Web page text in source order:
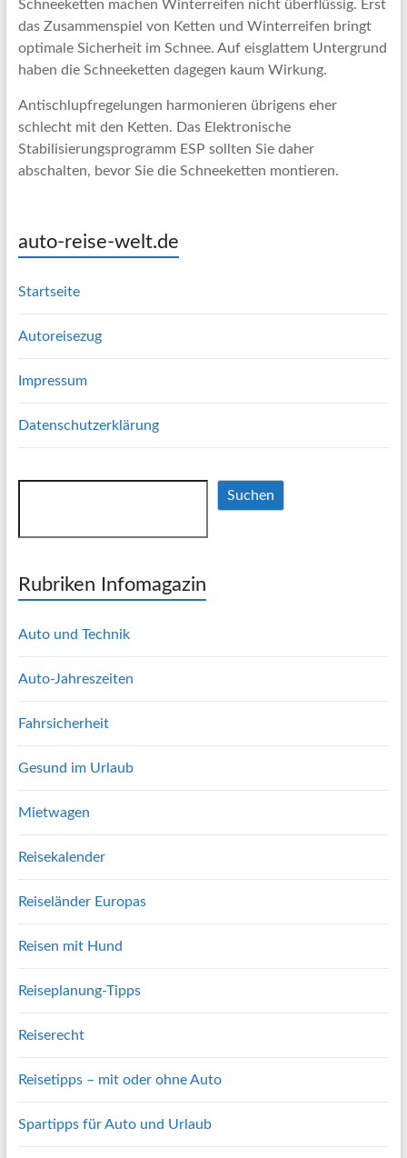
Schneeketten machen Winterreifen nicht überflüssig. Erst
das Zusammenspiel von Ketten und Winterreifen bringt
optimale Sicherheit im Schnee. Auf eisglattem Untergrund
haben die Schneeketten dagegen kaum Wirkung.
Antischlupfregelungen harmonieren übrigens eher
schlecht mit den Ketten. Das Elektronische
Stabilisierungsprogramm ESP sollten Sie daher
abschalten, bevor Sie die Schneeketten montieren.
auto-reise-welt.de
Startseite
Autoreisezug
Impressum
Datenschutzerklärung
Suchen
Rubriken Infomagazin
Auto und Technik
Auto-Jahreszeiten
Fahrsicherheit
Gesund im Urlaub
Mietwagen
Reisekalender
Reiseländer Europas
Reisen mit Hund
Reiseplanung-Tipps
Reiserecht
Reisetipps – mit oder ohne Auto
Spartipps für Auto und Urlaub